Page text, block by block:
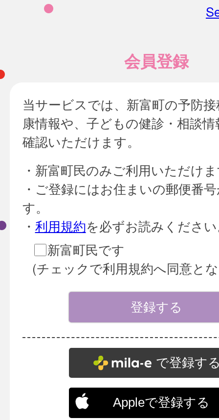
会員登録
当サービスでは、新富町の予防
康情報や、子どもの健診・相談
確認いただけます。
・新富町民のみご利用いただけ
・ご登録にはお住まいの郵便番
す。
・ 利用規約を必ずお読みくださ
新富町民です
(チェックで利用規約へ同意と
で登録す
Appleで登録する